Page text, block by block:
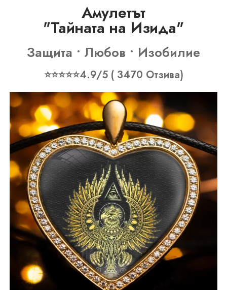
Амулетът
"Тайната на Изида"
Защита • Любов • Изобилие
⭐⭐⭐⭐⭐4.9/5 ( 3470 Отзива)